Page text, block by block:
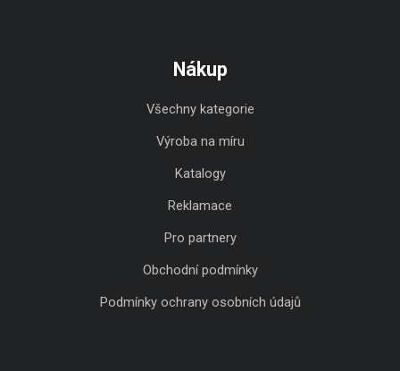
Nákup
Všechny kategorie
Výroba na míru
Katalogy
Reklamace
Pro partnery
Obchodní podmínky
Podmínky ochrany osobních údajů